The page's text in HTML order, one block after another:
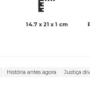
14.7 x 21 x 1 cm
História antes agora Justiça